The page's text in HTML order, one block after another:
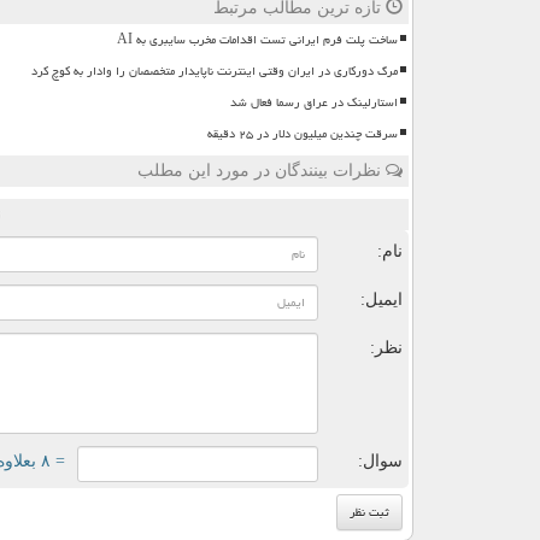
تازه ترین مطالب مرتبط
ساخت پلت فرم ایرانی تست اقدامات مخرب سایبری به AI
مرگ دورکاری در ایران وقتی اینترنت ناپایدار متخصصان را وادار به کوچ کرد
استارلینک در عراق رسما فعال شد
سرقت چندین میلیون دلار در ۲۵ دقیقه
نظرات بینندگان در مورد این مطلب
نام:
ایمیل:
نظر:
سوال: = ۸ بعلاوه ۵